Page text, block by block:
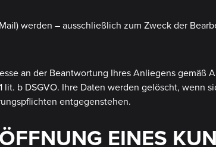
werden – ausschließlich zum Zweck der
an der Beantwortung Ihres Anliegens gemäß
b DSGVO. Ihre Daten werden gelöscht, wenn
entgegenstehen.
EINES